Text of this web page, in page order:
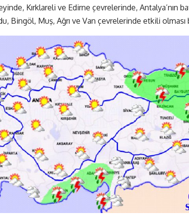
Kırklareli ve Edirne çevrelerinde, Antalya’nın
Bingöl, Muş, Ağrı ve Van çevrelerinde etkili olması